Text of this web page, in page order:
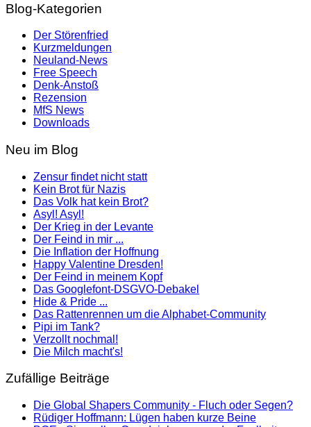
Blog-Kategorien
Der Störenfried
Kurzmeldungen
Neuland-News
Free Speech
Denk-Anstoß
Rezension
MfS News
Downloads
Neu im Blog
Zensur findet nicht statt
Kein Brot für Nazis
Das Volk hat kein Brot?
Asyl! Asyl!
Der Krieg in der Levante
Der Feind in mir ...
Die Inflation der Hoffnung
Happy Valentine Dresden!
Der Feind in meinem Kopf
Das Googlefont-DSGVO-Debakel
Hide & Pride ...
Das Rattenrennen um die Alphabet-Community
Pipi im Tank?
Verzollt nochmal!
Die Milch macht's!
Zufällige Beiträge
Die Global Shapers Community - Fluch oder Segen?
Rüdiger Hoffmann: Lügen haben kurze Beine